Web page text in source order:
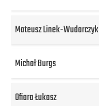
Mateusz Linek-Wudarczyk
Michał Burgs
Ofiara Łukasz